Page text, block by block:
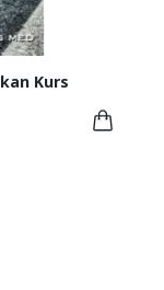
Kurs